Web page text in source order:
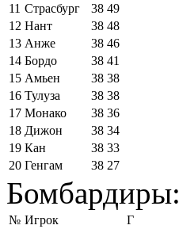
11 Страсбург 38 49
12 Нант 38 48
13 Анже 38 46
14 Бордо 38 41
15 Амьен 38 38
16 Тулуза 38 38
17 Монако 38 36
18 Дижон 38 34
19 Кан 38 33
20 Генгам 38 27
Бомбардиры:
№ Игрок
Г